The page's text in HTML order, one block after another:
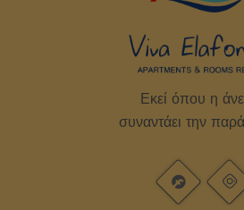
Εκεί όπου η
συναντάει την